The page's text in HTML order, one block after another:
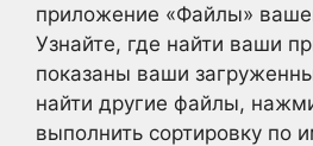
приложение «Файлы»
Узнайте, где найти ваши
показаны ваши
найти другие файлы,
выполнить сортировку по